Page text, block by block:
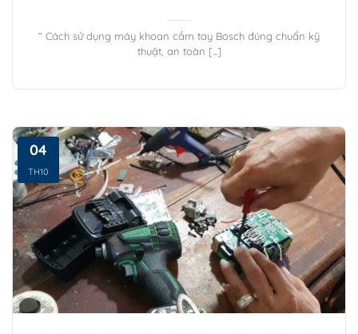
“ Cách sử dụng máy khoan cầm tay Bosch đúng chuẩn kỹ
thuật, an toàn [...]
04
TH10